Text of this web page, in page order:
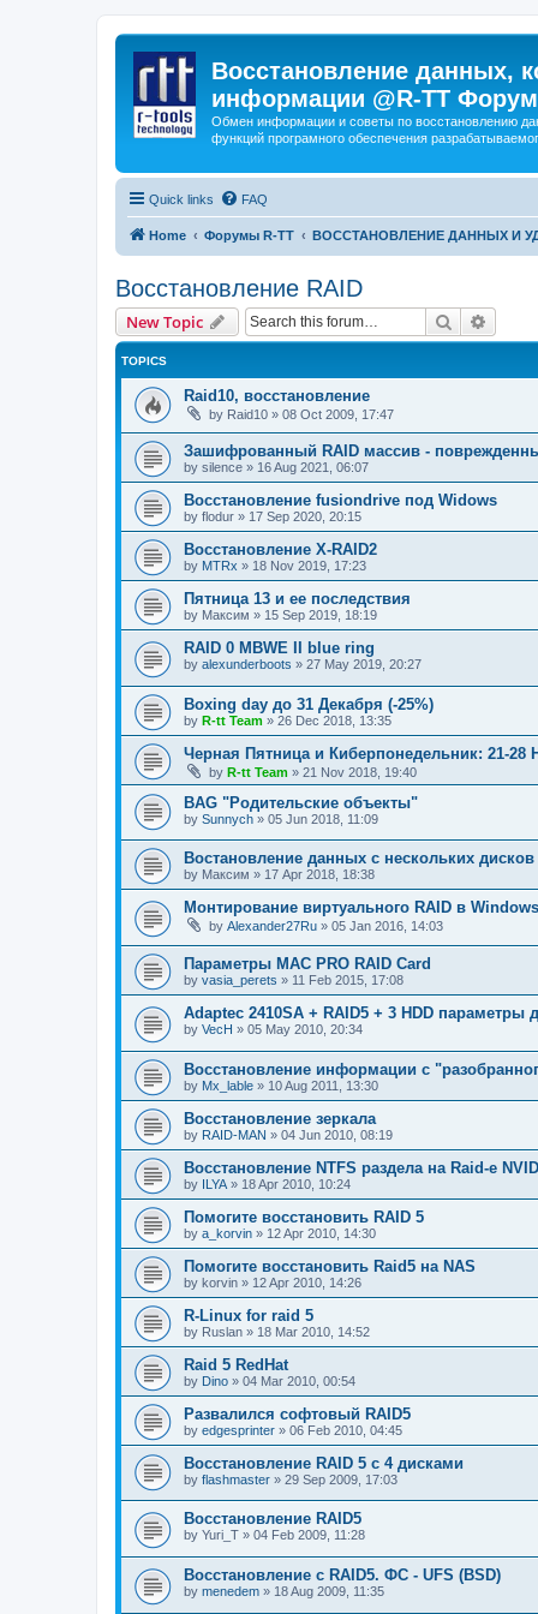
Восстановление данных,
информации @R-TT Форум
Обмен информации и советы по восстановлению
функций програмного обеспечения
Quick links FAQ
Home Форумы R-TT ВОССТАНОВЛЕНИЕ ДАННЫХ И
Восстановление RAID
New Topic Search
TOPICS
Raid10, восстановление
by Raid10 » 08 Oct 2009, 17:47
Зашифрованный RAID массив -
by silence » 16 Aug 2021, 06:07
Восстановление fusiondrive под Widows
by flodur » 17 Sep 2020, 20:15
Восстановление X-RAID2
by MTRx » 18 Nov 2019, 17:23
Пятница 13 и ее последствия
by Максим » 15 Sep 2019, 18:19
RAID 0 MBWE II blue ring
by alexunderboots » 27 May 2019, 20:27
Boxing day до 31 Декабря (-25%)
by R-tt Team » 26 Dec 2018, 13:35
Черная Пятница и Киберпонедельник: 21-28
by R-tt Team » 21 Nov 2018, 19:40
BAG "Родительские объекты"
by Sunnych » 05 Jun 2018, 11:09
Востановление данных с нескольких
by Максим » 17 Apr 2018, 18:38
Монтирование виртуального RAID в Windows
by Alexander27Ru » 05 Jan 2016, 14:03
Параметры МАС PRO RAID Card
by vasia_perets » 11 Feb 2015, 17:08
Adaptec 2410SA + RAID5 + 3 HDD параметры
by VecH » 05 May 2010, 20:34
Восстановление информации с
by Mx_lable » 10 Aug 2011, 13:30
Восстановление зеркала
by RAID-MAN » 04 Jun 2010, 08:19
Восстановление NTFS раздела на Raid-е
by ILYA » 18 Apr 2010, 10:24
Помогите восстановить RAID 5
by a_korvin » 12 Apr 2010, 14:30
Помогите восстановить Raid5 на NAS
by korvin » 12 Apr 2010, 14:26
R-Linux for raid 5
by Ruslan » 18 Mar 2010, 14:52
Raid 5 RedHat
by Dino » 04 Mar 2010, 00:54
Развалился софтовый RAID5
by edgesprinter » 06 Feb 2010, 04:45
Восстановление RAID 5 с 4 дисками
by flashmaster » 29 Sep 2009, 17:03
Восстановление RAID5
by Yuri_T » 04 Feb 2009, 11:28
Восстановление с RAID5. ФС - UFS (BSD)
by menedem » 18 Aug 2009, 11:35